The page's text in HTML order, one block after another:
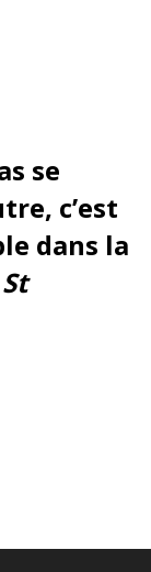
se
c’est
dans la
St